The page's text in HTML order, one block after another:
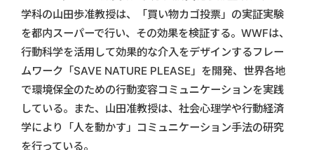
学科の山田歩准教授は、「買い物カゴ投票」の実証実験
を都内スーパーで行い、その効果を検証する。WWFは、
行動科学を活用して効果的な介入をデザインするフレー
ムワーク「SAVE NATURE PLEASE」を開発、世界各地
で環境保全のための行動変容コミュニケーションを実践
している。また、山田准教授は、社会心理学や行動経済
学により「人を動かす」コミュニケーション手法の研究
を行っている。